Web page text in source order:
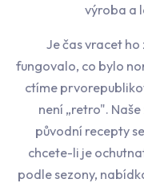
výroba a
Je čas vracet ho
fungovalo, co bylo
ctíme
není „retro".
původní recepty
chcete-li je
podle sezony,